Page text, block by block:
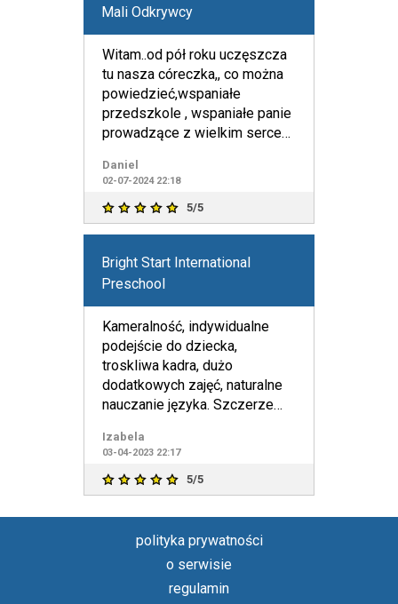
Mali Odkrywcy
Witam..od pół roku uczęszcza
tu nasza córeczka,, co można
powiedzieć,wspaniałe
przedszkole , wspaniałe panie
prowadzące z wielkim sercem
Daniel
02-07-2024 22:18
5/5
Bright Start International
Preschool
Kameralność, indywidualne
podejście do dziecka,
troskliwa kadra, dużo
dodatkowych zajęć, naturalne
nauczanie języka. Szczerze
Izabela
03-04-2023 22:17
5/5
polityka prywatności
o serwisie
regulamin